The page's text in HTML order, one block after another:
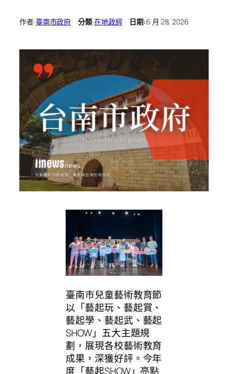
作者:臺南市政府 分類:在地政經日期:6 月 28, 2026
臺南市兒童藝術教育節
以「藝起玩、藝起賞、
藝起學、藝起武、藝起
SHOW」五大主題規
劃，展現各校藝術教育
成果，深獲好評。今年
度「藝起SHOW」亮點